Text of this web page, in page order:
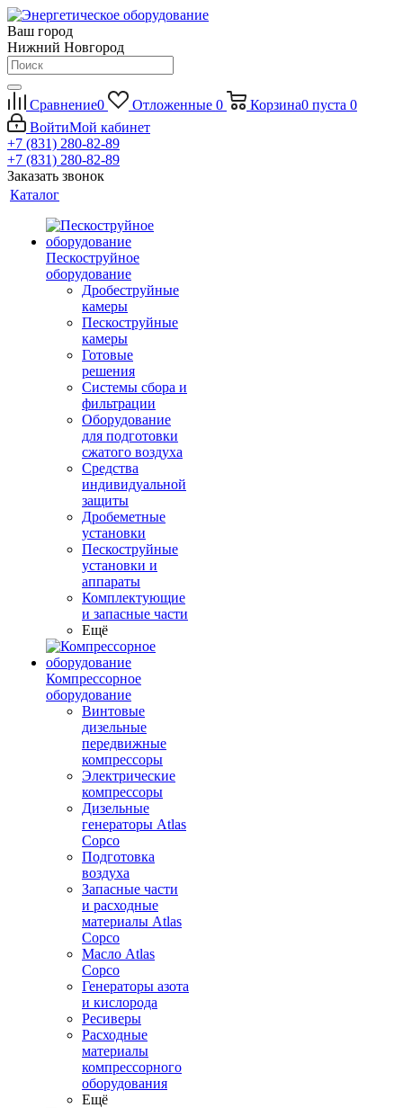
Ваш город
Нижний Новгород
Сравнение0 Отложенные 0 Корзина0 пуста 0
ВойтиМой кабинет
+7 (831) 280-82-89
+7 (831) 280-82-89
Заказать звонок
Каталог
Пескоструйное
оборудование
Дробеструйные
камеры
Пескоструйные
камеры
Готовые
решения
Системы сбора и
фильтрации
Оборудование
для подготовки
сжатого воздуха
Средства
индивидуальной
защиты
Дробеметные
установки
Пескоструйные
установки и
аппараты
Комплектующие
и запасные части
Ещё
Компрессорное
оборудование
Винтовые
дизельные
передвижные
компрессоры
Электрические
компрессоры
Дизельные
генераторы Atlas
Copco
Подготовка
воздуха
Запасные части
и расходные
материалы Atlas
Copco
Масло Atlas
Copco
Генераторы азота
и кислорода
Ресиверы
Расходные
материалы
компрессорного
оборудования
Ещё